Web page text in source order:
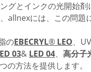
グとインクの光開始剤
allnexには、この問題
のEBECRYL® LEO、
03& LED 04、 高分子
の方法を提供します。